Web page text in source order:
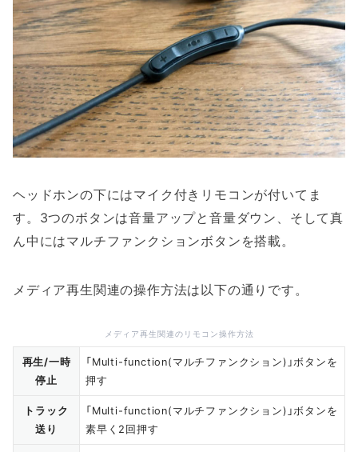
ヘッドホンの下にはマイク付きリモコンが付いてま
す。3つのボタンは音量アップと音量ダウン、そして真
ん中にはマルチファンクションボタンを搭載。
メディア再生関連の操作方法は以下の通りです。
メディア再生関連のリモコン操作方法
再生/一時
停止
「Multi-function(マルチファンクション)」ボタンを
押す
トラック
送り
「Multi-function(マルチファンクション)」ボタンを
素早く2回押す